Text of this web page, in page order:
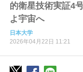
的衛星技術実証4
よ宇宙へ
日本大学
2026年04月22日 11:21